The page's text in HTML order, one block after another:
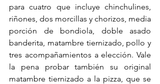
para cuatro que incluye chinchulines,
riñones, dos morcillas y chorizos, media
porción de bondiola, doble asado
banderita, matambre tiernizado, pollo y
tres acompañamientos a elección. Vale
la pena probar también su original
matambre tiernizado a la pizza, que se